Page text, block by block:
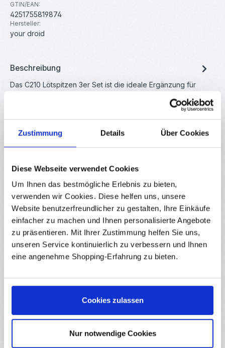
Zustimmung Details Über Cookies
Diese Webseite verwendet Cookies
Um Ihnen das bestmögliche Erlebnis zu bieten,
verwenden wir Cookies. Diese helfen uns, unsere
Website benutzerfreundlicher zu gestalten, Ihre Einkäufe
einfacher zu machen und Ihnen personalisierte Angebote
zu präsentieren. Mit Ihrer Zustimmung helfen Sie uns,
unseren Service kontinuierlich zu verbessern und Ihnen
eine angenehme Shopping-Erfahrung zu bieten.
Cookies zulassen
Nur notwendige Cookies
GTIN/EAN:
4251755819874
Hersteller:
your droid
Beschreibung
Das C210 Lötspitzen 3er Set ist die ideale Ergänzung für
Bewertungen
Produktgalerie überspringen
Zubehör
(1)
1000 mAh Akku
RBS17935
Tragbarer USB-C Lötkolben - Präzise & sofort einsatzbereit Das
kabellose USB-C Lötkolben-Set ist die perfekte Lösung für
präzise Lötarbeiten unterwegs oder auf der Werkbank.